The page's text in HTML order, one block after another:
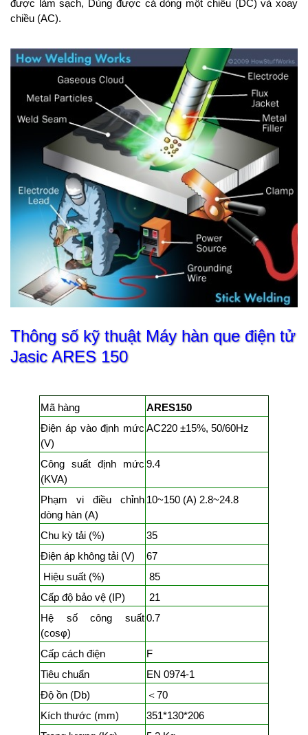
được làm sạch, Dùng được cả dòng một chiều (DC) và xoay
chiều (AC).
Thông số kỹ thuật Máy hàn que điện tử
Jasic ARES 150
Mã hàng
ARES150
Điện áp vào định mức
(V)
AC220 ±15%, 50/60Hz
Công suất định mức
(KVA)
9.4
Phạm vi điều chỉnh
dòng hàn (A)
10~150 (A) 2.8~24.8
Chu kỳ tải (%)
35
Điện áp không tải (V)
67
Hiệu suất (%)
85
Cấp độ bảo vệ (IP)
21
Hệ số công suất
(cosφ)
0.7
Cấp cách điện
F
Tiêu chuẩn
EN 0974-1
Độ ồn (Db)
＜70
Kích thước (mm)
351*130*206